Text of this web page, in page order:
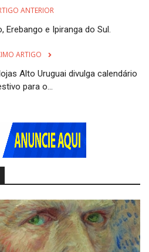
ANTERIOR
Erebango e Ipiranga do Sul.
ARTIGO
Alto Uruguai divulga calendário
para o...